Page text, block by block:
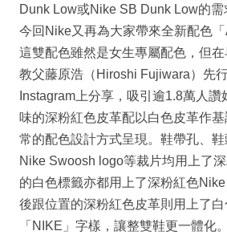
Dunk Low或Nike SB Dunk Low的需
今回Nike又再為大家帶來全新配色「
這雙配色雖然是女生專屬配色，但
教父藤原浩（Hiroshi Fujiwara）先
Instagram上分享，吸引逾1.8萬人
味的深粉紅色皮革配以白色皮革作
常的配色設計方式呈現。鞋帶孔、
Nike Swoosh logo等裁片均用上了
的白色標籤亦都用上了深粉紅色
後跟位置的深粉紅色皮革則用上了白
「NIKE」字樣，讓整雙鞋更一體化。